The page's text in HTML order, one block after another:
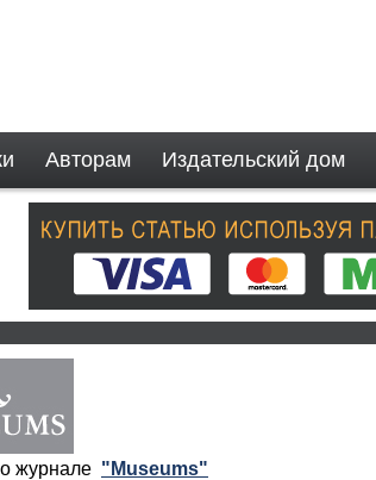
Авторам Издательский дом
журнале "Museums"